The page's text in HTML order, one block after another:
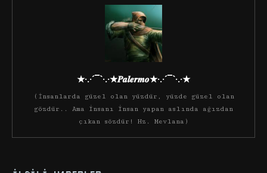
★·.·´¯`·.·★𝑷𝒂𝒍𝒆𝒓𝒎𝒐★·.·´¯`·.·★
(İnsanlarda güzel olan yüzdür, yüzde güzel olan
gözdür.. Ama insanı insan yapan aslında ağızdan
çıkan sözdür! Hz. Mevlana)